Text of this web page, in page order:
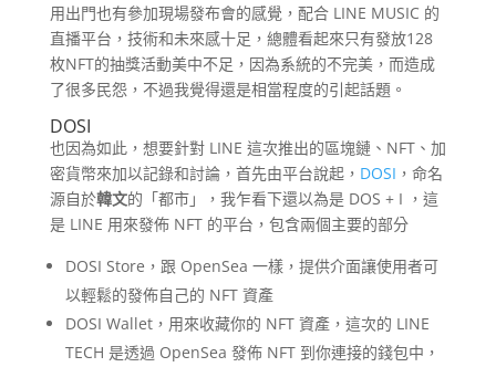
用出門也有參加現場發布會的感覺，配合 LINE MUSIC 的
直播平台，技術和未來感十足，總體看起來只有發放128
枚NFT的抽獎活動美中不足，因為系統的不完美，而造成
了很多民怨，不過我覺得還是相當程度的引起話題。
DOSI
也因為如此，想要針對 LINE 這次推出的區塊鏈、NFT、加
密貨幣來加以記錄和討論，首先由平台說起， DOSI ，命名
源自於韓文的「都市」，我乍看下還以為是 DOS + I ，這
是 LINE 用來發佈 NFT 的平台，包含兩個主要的部分
DOSI Store，跟 OpenSea 一樣，提供介面讓使用者可
以輕鬆的發佈自己的 NFT 資產
DOSI Wallet，用來收藏你的 NFT 資產，這次的 LINE
TECH 是透過 OpenSea 發佈 NFT 到你連接的錢包中，